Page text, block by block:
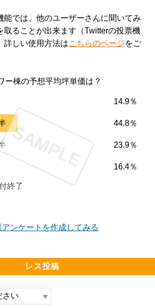
能では、他のユーザーさんに聞いてみ
取ることが出来ます（Twitterの投票機
詳しい使用方法はこちらのページをご
ー棟の予想平均坪単価は？
14.9％
44.8％
23.9％
16.4％
終了
SAMPLE
アンケートを作成してみる
レス投稿